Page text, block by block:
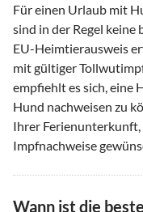
Für einen Urlaub mit
sind in der Regel keine
EU-Heimtierausweis
mit gültiger
empfiehlt es sich, eine
Hund nachweisen zu
Ihrer
Impfnachweise
Wann ist die